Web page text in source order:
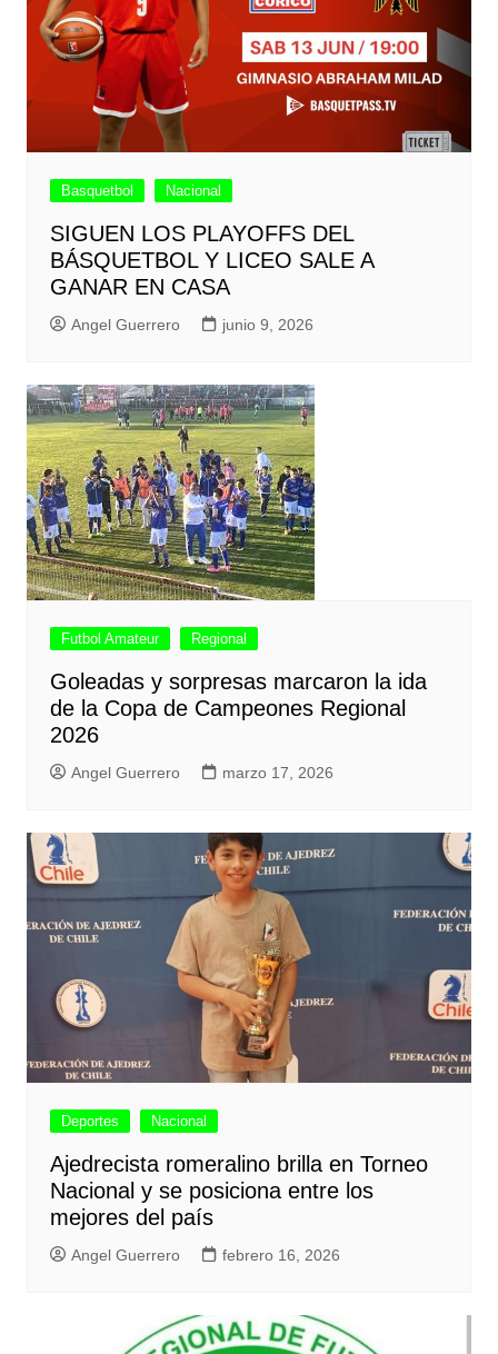
Basquetbol Nacional
SIGUEN LOS PLAYOFFS DEL
BÁSQUETBOL Y LICEO SALE A
GANAR EN CASA
Angel Guerrero junio 9, 2026
Futbol Amateur Regional
Goleadas y sorpresas marcaron la ida
de la Copa de Campeones Regional
2026
Angel Guerrero marzo 17, 2026
Deportes Nacional
Ajedrecista romeralino brilla en Torneo
Nacional y se posiciona entre los
mejores del país
Angel Guerrero febrero 16, 2026